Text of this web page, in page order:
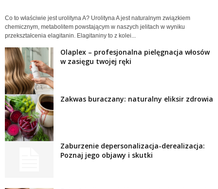
Co to właściwie jest urolityna A? Urolityna A jest naturalnym związkiem
chemicznym, metabolitem powstającym w naszych jelitach w wyniku
przekształcenia elagitanin. Elagitaniny to z kolei...
Olaplex – profesjonalna pielęgnacja włosów
w zasięgu twojej ręki
Zakwas buraczany: naturalny eliksir zdrowia
Zaburzenie depersonalizacja-derealizacja:
Poznaj jego objawy i skutki